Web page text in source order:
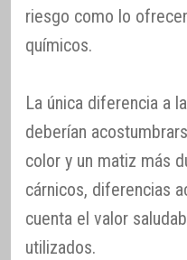
riesgo como lo
químicos.
La única diferencia a
deberían
color y un matiz más
cárnicos, diferencias
cuenta el valor
utilizados.